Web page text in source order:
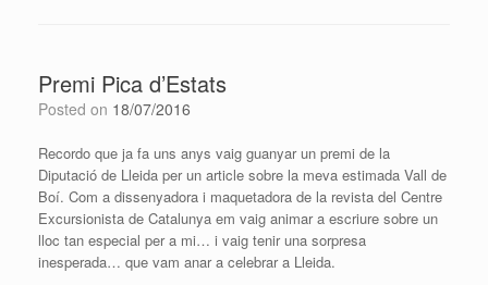
Premi Pica d’Estats
Posted on 18/07/2016
Recordo que ja fa uns anys vaig guanyar un premi de la
Diputació de Lleida per un article sobre la meva estimada Vall de
Boí. Com a dissenyadora i maquetadora de la revista del Centre
Excursionista de Catalunya em vaig animar a escriure sobre un
lloc tan especial per a mi… i vaig tenir una sorpresa
inesperada… que vam anar a celebrar a Lleida.